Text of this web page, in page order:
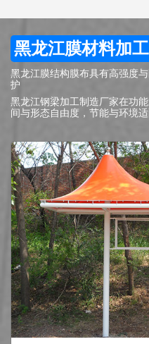
黑龙江膜材料加工
黑龙江膜结构膜布具有高强度
护
黑龙江钢梁加工制造厂家在功
间与形态自由度，节能与环境